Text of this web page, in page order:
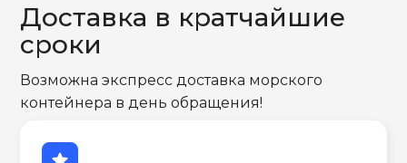
Доставка в кратчайшие
сроки
Возможна экспресс доставка морского
контейнера в день обращения!